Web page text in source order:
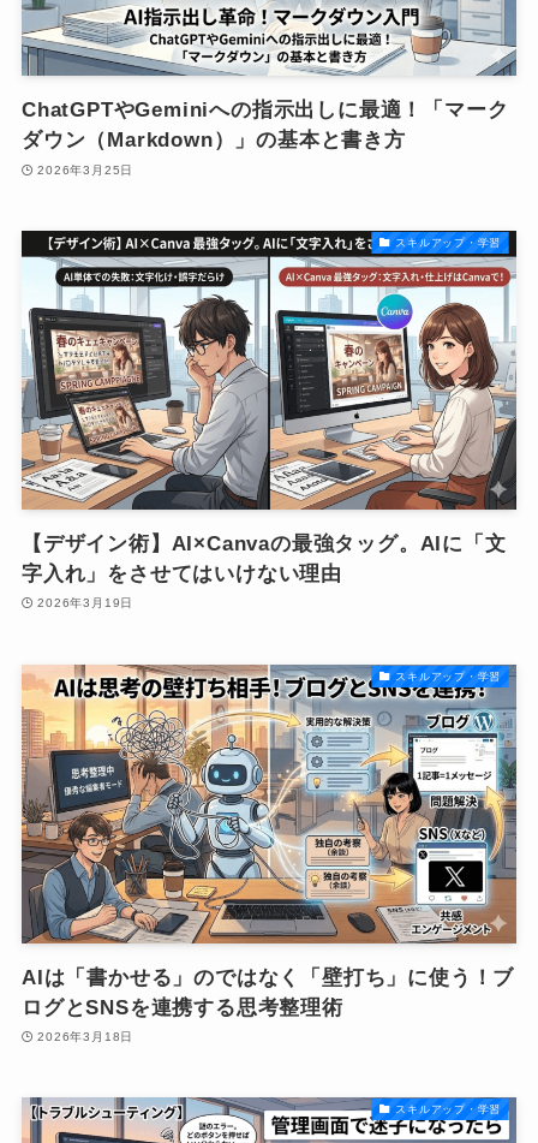
ChatGPTやGeminiへの指示出しに最適！「マーク
ダウン（Markdown）」の基本と書き方
2026年3月25日
スキルアップ・学習
【デザイン術】AI×Canvaの最強タッグ。AIに「文
字入れ」をさせてはいけない理由
2026年3月19日
スキルアップ・学習
AIは「書かせる」のではなく「壁打ち」に使う！ブ
ログとSNSを連携する思考整理術
2026年3月18日
スキルアップ・学習